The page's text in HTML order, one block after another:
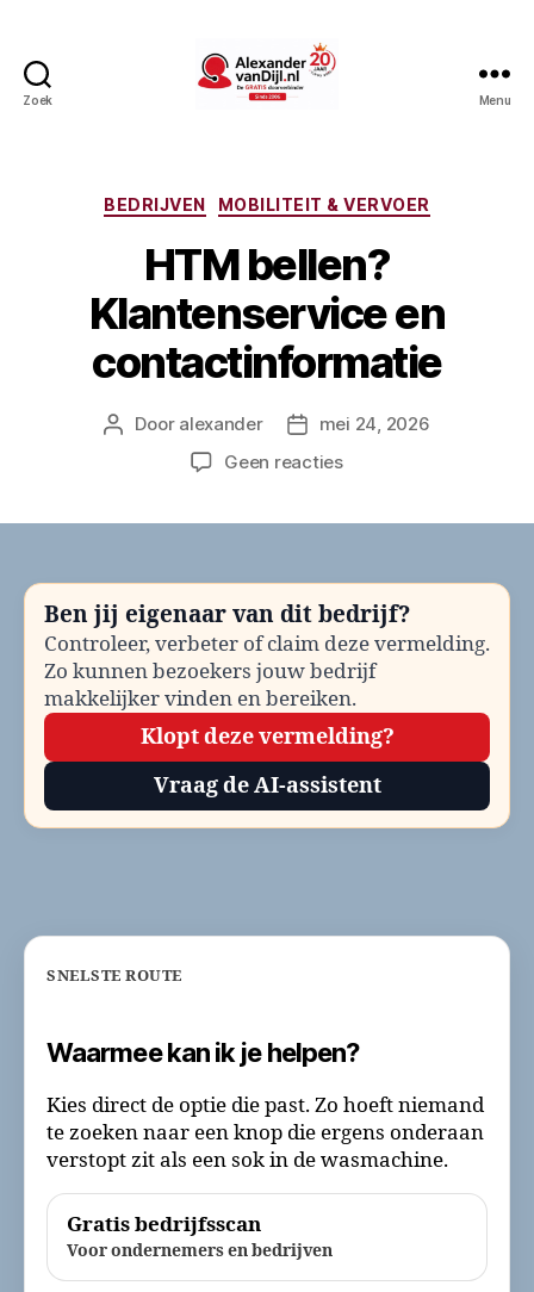
Zoek Menu
Categorieën
BEDRIJVEN MOBILITEIT & VERVOER
HTM bellen?
Klantenservice en
contactinformatie
Berichtauteur
Door alexander Berichtdatum
mei 24, 2026
Geen reactiesop
contactinformatie
Ben jij eigenaar van dit bedrijf?
Controleer, verbeter of claim deze vermelding.
Zo kunnen bezoekers jouw bedrijf
makkelijker vinden en bereiken.
Klopt deze vermelding?
Vraag de AI-assistent
SNELSTE ROUTE
Waarmee kan ik je helpen?
Kies direct de optie die past. Zo hoeft niemand
te zoeken naar een knop die ergens onderaan
verstopt zit als een sok in de wasmachine.
Gratis bedrijfsscan
Voor ondernemers en bedrijven